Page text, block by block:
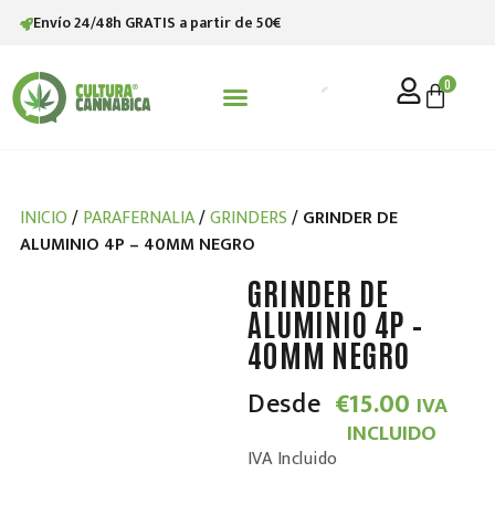
Envío 24/48h GRATIS a partir de 50€
0
INICIO/PARAFERNALIA/GRINDERS/ GRINDER DE
ALUMINIO 4P – 40MM NEGRO
GRINDER DE
ALUMINIO 4P –
40MM NEGRO
Desde €15.00 IVA
INCLUIDO
IVA Incluido